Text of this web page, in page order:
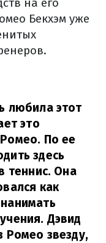
Бекхэм уже
любила этот
это
По ее
здесь
теннис. Она
как
Дэвид
Ромео звезду,